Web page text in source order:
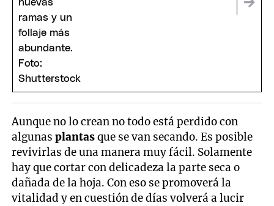
Aunque no lo crean no todo está perdido con
algunasplantasque se van secando. Es posible
revivirlas de una manera muy fácil. Solamente
hay que cortar con delicadeza la parte seca o
dañada de la hoja. Con eso se promoverá la
vitalidad y en cuestión de días volverá a lucir